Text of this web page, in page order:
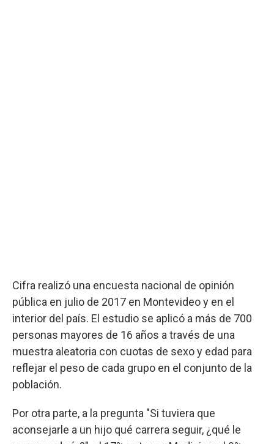
Cifra realizó una encuesta nacional de opinión
pública en julio de 2017 en Montevideo y en el
interior del país. El estudio se aplicó a más de 700
personas mayores de 16 años a través de una
muestra aleatoria con cuotas de sexo y edad para
reflejar el peso de cada grupo en el conjunto de la
población.
Por otra parte, a la pregunta "Si tuviera que
aconsejarle a un hijo qué carrera seguir, ¿qué le